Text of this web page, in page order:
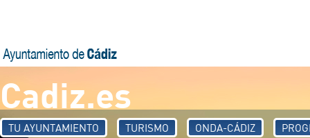
Cadiz.es
TU AYUNTAMIENTO TURISMO ONDA-CÁDIZ